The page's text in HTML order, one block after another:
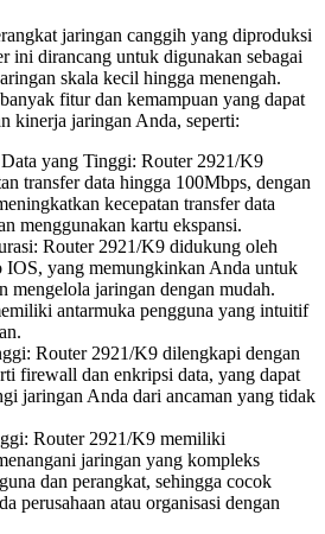
jaringan canggih yang diproduksi
ini dirancang untuk digunakan sebagai
skala kecil hingga menengah.
fitur dan kemampuan yang dapat
kinerja jaringan Anda, seperti:
yang Tinggi: Router 2921/K9
transfer data hingga 100Mbps, dengan
kecepatan transfer data
menggunakan kartu ekspansi.
Router 2921/K9 didukung oleh
IOS, yang memungkinkan Anda untuk
mengelola jaringan dengan mudah.
antarmuka pengguna yang intuitif
Router 2921/K9 dilengkapi dengan
firewall dan enkripsi data, yang dapat
jaringan Anda dari ancaman yang tidak
Router 2921/K9 memiliki
jaringan yang kompleks
dan perangkat, sehingga cocok
perusahaan atau organisasi dengan